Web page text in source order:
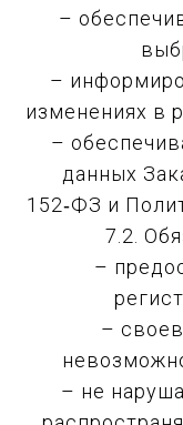
–
–
изменениях в
–
данных
152‑ФЗ и
7.2.
–
–
– не